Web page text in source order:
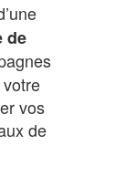
de
vos
de